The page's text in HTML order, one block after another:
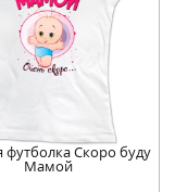
футболка Скоро буду
Мамой